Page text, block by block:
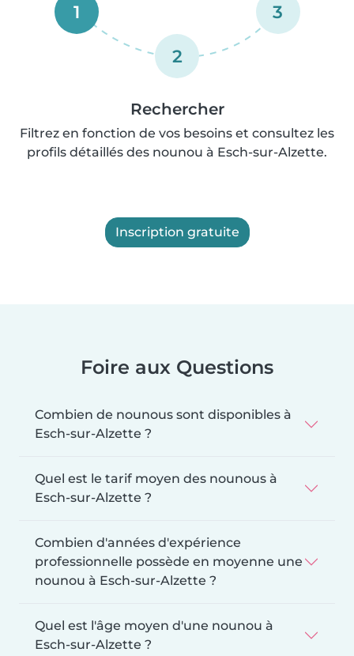
1
2
3
Rechercher
Filtrez en fonction de vos besoins et consultez les
profils détaillés des nounou à Esch-sur-Alzette.
Inscription gratuite
Foire aux Questions
Combien de nounous sont disponibles à
Esch-sur-Alzette ?
Quel est le tarif moyen des nounous à
Esch-sur-Alzette ?
Combien d'années d'expérience
professionnelle possède en moyenne une
nounou à Esch-sur-Alzette ?
Quel est l'âge moyen d'une nounou à
Esch-sur-Alzette ?